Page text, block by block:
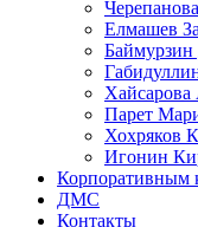
Елмашев
Парет
Хохряков
Игонин
Корпоративным
ДМС
Контакты